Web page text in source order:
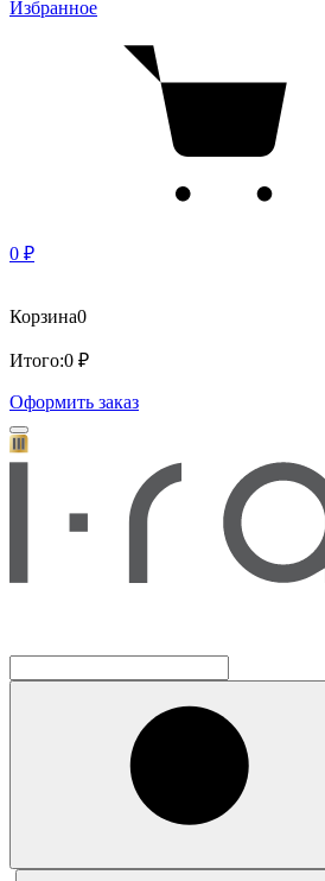
Избранное
0 ₽
Корзина0
Итого:0 ₽
Оформить заказ